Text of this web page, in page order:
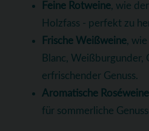
Feine Rotweine, wie
Holzfass - perfekt zu
Frische Weißweine, wie
Blanc, Weißburgunder,
erfrischender Genuss.
Aromatische Roséweine
für sommerliche